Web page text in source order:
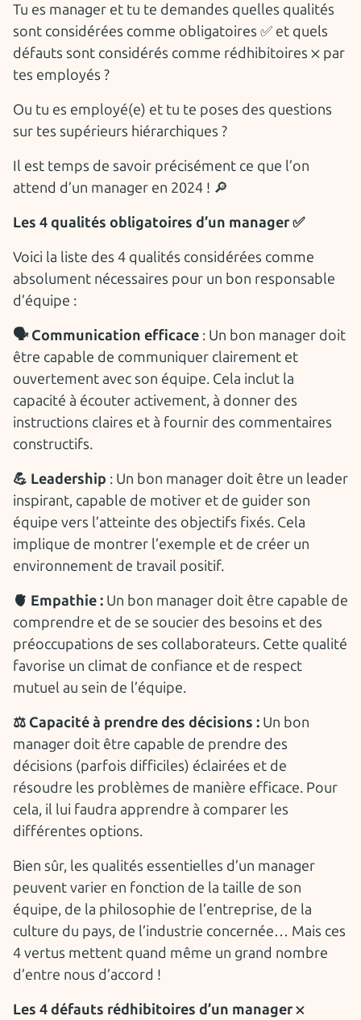
Tu es manager et tu te demandes quelles qualités
sont considérées comme obligatoires ✅ et quels
défauts sont considérés comme rédhibitoires ❌ par
tes employés ?
Ou tu es employé(e) et tu te poses des questions
sur tes supérieurs hiérarchiques ?
Il est temps de savoir précisément ce que l’on
attend d’un manager en 2024 ! 🔎
Les 4 qualités obligatoires d’un manager ✅
Voici la liste des 4 qualités considérées comme
absolument nécessaires pour un bon responsable
d’équipe :
🗣 Communication efficace : Un bon manager doit
être capable de communiquer clairement et
ouvertement avec son équipe. Cela inclut la
capacité à écouter activement, à donner des
instructions claires et à fournir des commentaires
constructifs.
💪 Leadership : Un bon manager doit être un leader
inspirant, capable de motiver et de guider son
équipe vers l’atteinte des objectifs fixés. Cela
implique de montrer l’exemple et de créer un
environnement de travail positif.
🫀 Empathie : Un bon manager doit être capable de
comprendre et de se soucier des besoins et des
préoccupations de ses collaborateurs. Cette qualité
favorise un climat de confiance et de respect
mutuel au sein de l’équipe.
⚖️ Capacité à prendre des décisions : Un bon
manager doit être capable de prendre des
décisions (parfois difficiles) éclairées et de
résoudre les problèmes de manière efficace. Pour
cela, il lui faudra apprendre à comparer les
différentes options.
Bien sûr, les qualités essentielles d’un manager
peuvent varier en fonction de la taille de son
équipe, de la philosophie de l’entreprise, de la
culture du pays, de l’industrie concernée… Mais ces
4 vertus mettent quand même un grand nombre
d’entre nous d’accord !
Les 4 défauts rédhibitoires d’un manager ❌